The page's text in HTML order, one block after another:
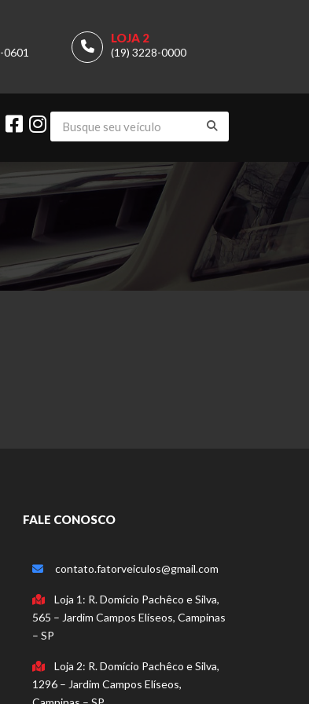
LOJA 2
(19) 3228-0000
0601
FALE CONOSCO
contato.fatorveiculos@gmail.com
Loja 1: R. Domício Pachêco e Silva,
565 – Jardim Campos Elíseos, Campinas
– SP
Loja 2: R. Domício Pachêco e Silva,
1296 – Jardim Campos Elíseos,